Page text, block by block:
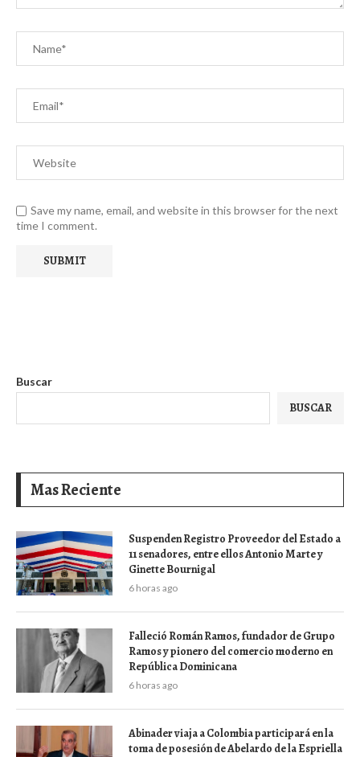
Save my name, email, and website in this browser for the next
time I comment.
Buscar
BUSCAR
Mas Reciente
Suspenden Registro Proveedor del Estado a
11 senadores, entre ellos Antonio Marte y
Ginette Bournigal
6 horas ago
Falleció Román Ramos, fundador de Grupo
Ramos y pionero del comercio moderno en
República Dominicana
6 horas ago
Abinader viaja a Colombia participará en la
toma de posesión de Abelardo de la Espriella